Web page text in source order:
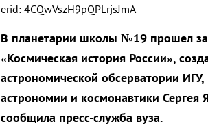
erid: 4CQwVszH9pQPLrjsJmA
В планетарии школы №19 прошел
«Космическая история России»,
астрономической обсерватории
астрономии и космонавтики Сергея
сообщила пресс-служба вуза.